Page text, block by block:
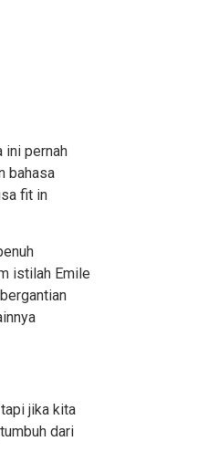
ini pernah
bahasa
fit in
istilah Emile
jika kita
dari